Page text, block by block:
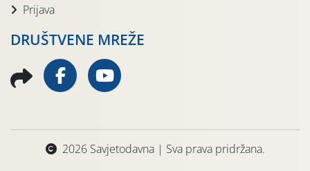
Prijava
DRUŠTVENE MREŽE
2026 Savjetodavna | Sva prava pridržana.